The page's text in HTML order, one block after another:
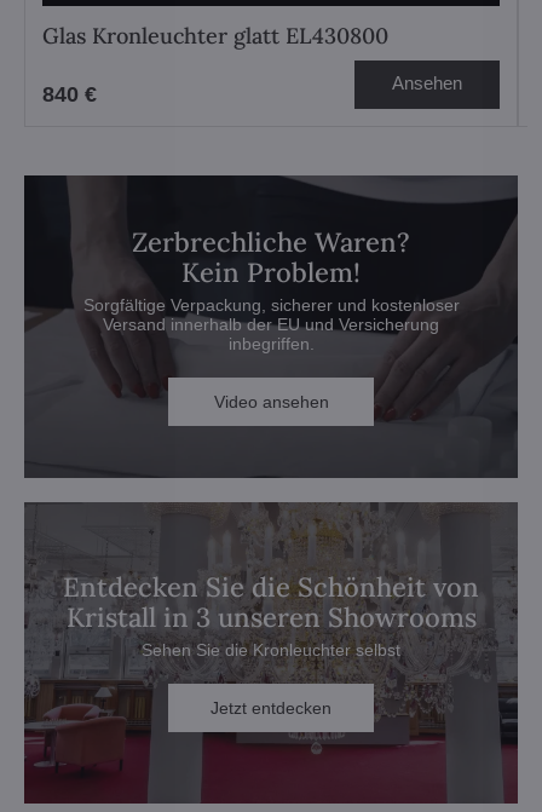
Glas Kronleuchter glatt EL430800
840 € Ansehen
Zerbrechliche Waren?
Kein Problem!
Sorgfältige Verpackung, sicherer und kostenloser
Versand innerhalb der EU und Versicherung
inbegriffen.
Video ansehen
Entdecken Sie die Schönheit von
Kristall in 3 unseren Showrooms
Sehen Sie die Kronleuchter selbst
Jetzt entdecken